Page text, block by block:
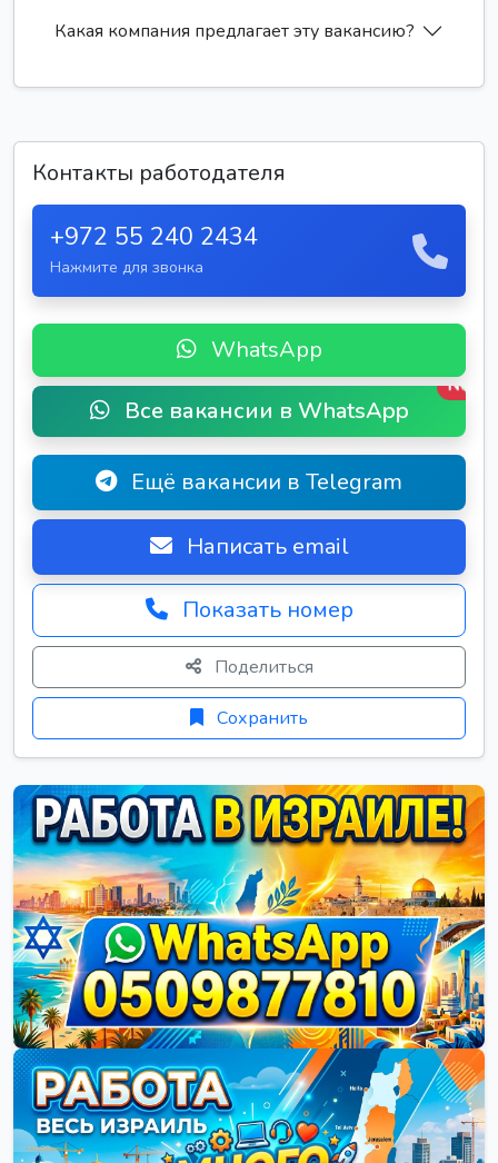
Какая компания предлагает эту вакансию?
Контакты работодателя
+972 55 240 2434
Нажмите для звонка
WhatsApp
Все вакансии в WhatsApp
New
Ещё вакансии в Telegram
Написать email
Показать номер
Поделиться
Сохранить